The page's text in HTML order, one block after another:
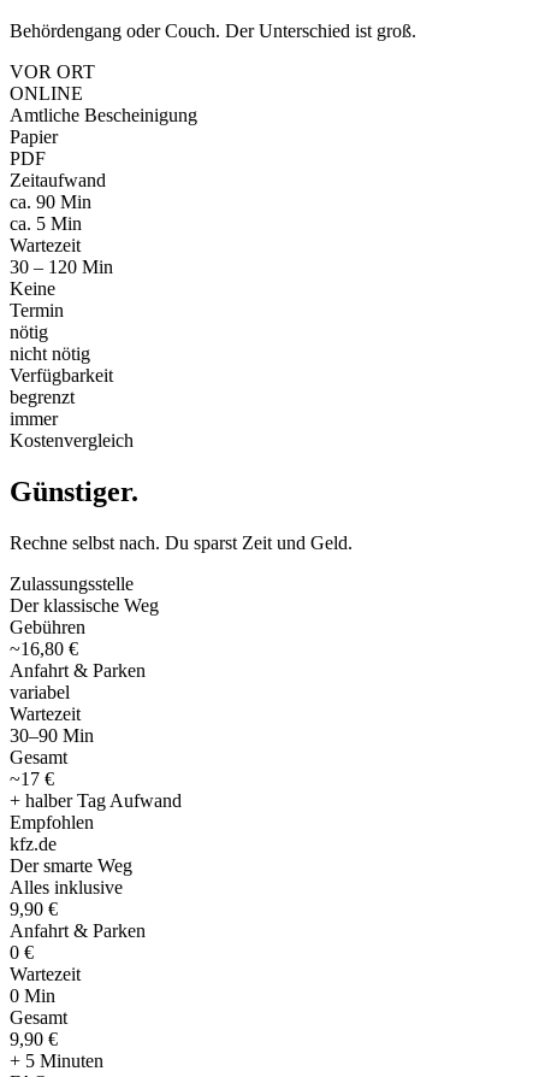
Behördengang oder Couch. Der Unterschied ist groß.
VOR ORT
ONLINE
Amtliche Bescheinigung
Papier
PDF
Zeitaufwand
ca. 90 Min
ca. 5 Min
Wartezeit
30 – 120 Min
Keine
Termin
nötig
nicht nötig
Verfügbarkeit
begrenzt
immer
Kostenvergleich
Günstiger.
Rechne selbst nach. Du sparst Zeit und Geld.
Zulassungsstelle
Der klassische Weg
Gebühren
~16,80 €
Anfahrt & Parken
variabel
Wartezeit
30–90 Min
Gesamt
~17 €
+ halber Tag Aufwand
Empfohlen
kfz.de
Der smarte Weg
Alles inklusive
9,90 €
Anfahrt & Parken
0 €
Wartezeit
0 Min
Gesamt
9,90 €
+ 5 Minuten